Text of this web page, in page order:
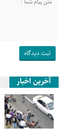
آخرین اخبار